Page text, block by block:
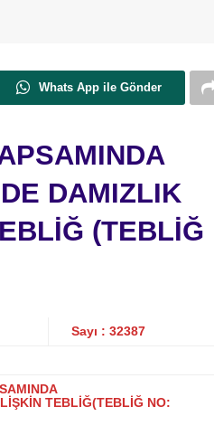
Whats App ile Gönder
DAMIZLIK
(TEBLİĞ
Sayı : 32387
TEBLİĞ(TEBLİĞ NO: